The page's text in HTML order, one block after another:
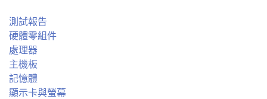
測試報告
硬體零組件
處理器
主機板
記憶體
顯示卡與螢幕